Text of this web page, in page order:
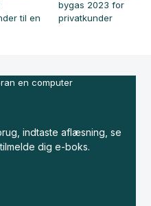
indtaste aflæsning, se
dig e-boks.